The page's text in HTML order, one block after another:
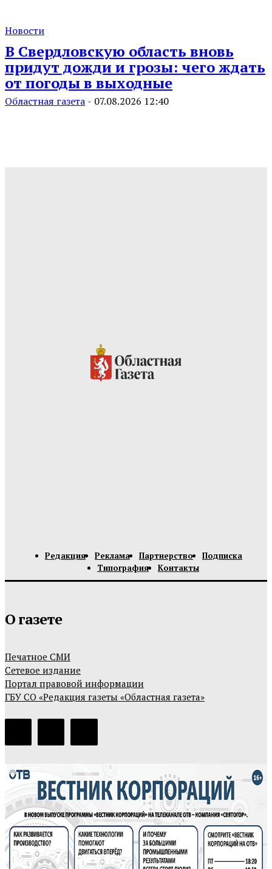
Новости
В Свердловскую область вновь
придут дожди и грозы: чего ждать
от погоды в выходные
Областная газета - 07.08.2026 12:40
Редакция Реклама Партнерство
Подписка
Типография
Контакты
О газете
Печатное СМИ
Сетевое издание
Портал правовой информации
ГБУ СО «Редакция газеты «Областная газета»